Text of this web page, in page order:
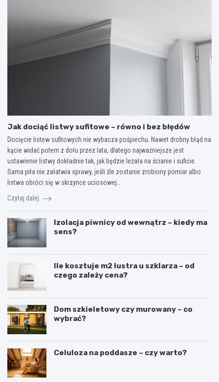
Jak dociąć listwy sufitowe – równo i bez błędów
Docięcie listew sufitowych nie wybacza pośpiechu. Nawet drobny błąd na
kącie widać potem z dołu przez lata, dlatego najważniejsze jest
ustawienie listwy dokładnie tak, jak będzie leżała na ścianie i suficie.
Sama piła nie załatwia sprawy, jeśli źle zostanie zrobiony pomiar albo
listwa obróci się w skrzynce uciosowej…
Czytaj dalej
Izolacja piwnicy od wewnątrz – kiedy ma
sens?
Ile kosztuje m2 lustra u szklarza – od
czego zależy cena?
Dom szkieletowy czy murowany – co
wybrać?
Celuloza na poddasze – czy warto?
N
B